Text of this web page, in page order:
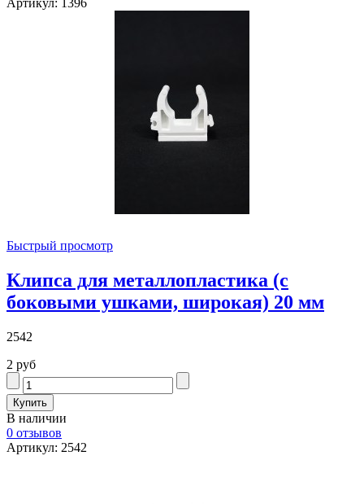
Артикул: 1396
Быстрый просмотр
Клипса для металлопластика (с
боковыми ушками, широкая) 20 мм
2542
2 руб
В наличии
0 отзывов
Артикул: 2542